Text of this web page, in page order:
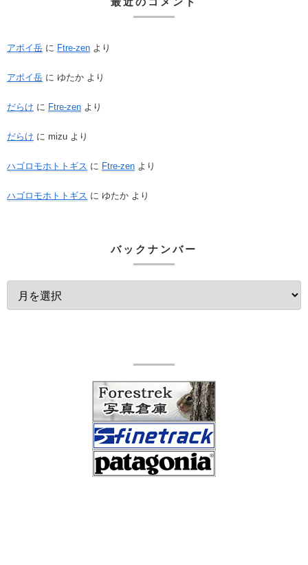
アポイ岳 に Ftre-zen より
アポイ岳 に ゆたか より
だらけ に Ftre-zen より
だらけ に mizu より
ハゴロモホトトギス に Ftre-zen より
ハゴロモホトトギス に ゆたか より
バックナンバー